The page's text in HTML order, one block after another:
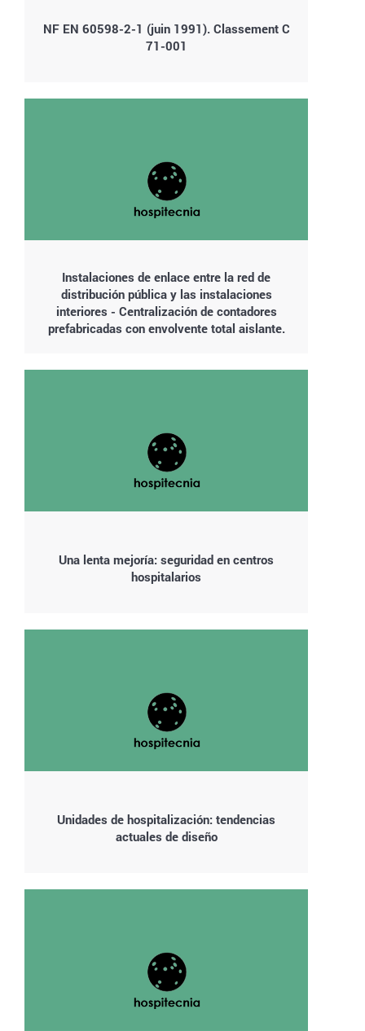
NF EN 60598-2-1 (juin 1991). Classement C
71-001
Instalaciones de enlace entre la red de
distribución pública y las instalaciones
interiores - Centralización de contadores
prefabricadas con envolvente total aislante.
Una lenta mejoría: seguridad en centros
hospitalarios
Unidades de hospitalización: tendencias
actuales de diseño